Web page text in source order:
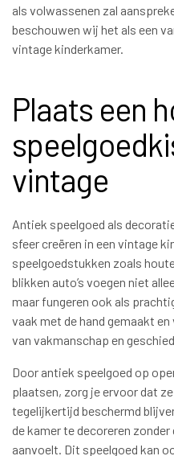
als volwassenen zal
beschouwen wij het als een
vintage kinderkamer.
Plaats een
vintage
Antiek speelgoed als
sfeer creëren in een vintage
speelgoedstukken zoals
blikken auto’s voegen niet
maar fungeren ook als
vaak met de hand gemaakt
van vakmanschap en
Door antiek speelgoed op
plaatsen, zorg je ervoor dat
tegelijkertijd beschermd
de kamer te decoreren
aanvoelt. Dit speelgoed kan